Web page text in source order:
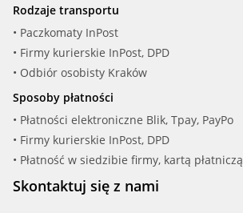
Rodzaje transportu
• Paczkomaty InPost
• Firmy kurierskie InPost, DPD
• Odbiór osobisty Kraków
Sposoby płatności
• Płatności elektroniczne Blik, Tpay, PayPo
• Firmy kurierskie InPost, DPD
• Płatność w siedzibie firmy, kartą płatniczą
Skontaktuj się z nami